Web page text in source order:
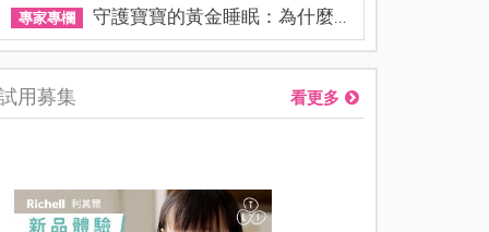
專家專欄 守護寶寶的黃金睡眠：為什麼...
用募集 看更多